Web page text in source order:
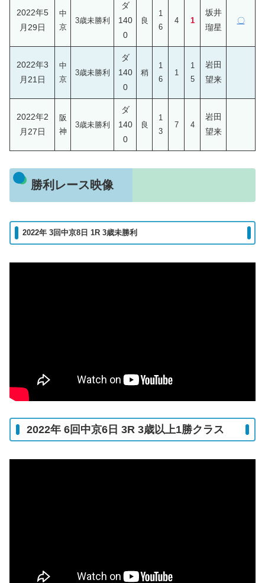
2022年5
月29日
中
京
3歳未勝利
ダ
140
0
良
1
6
4 1
坂井
瑠星
〇
2022年3
月21日
中
京
3歳未勝利
ダ
140
0
稍
1
6
1
1
5
岩田
望来
2022年2
月27日
阪
神
3歳未勝利
ダ
140
0
良
1
3
7 4
岩田
望来
勝利レース映像
2022年 3回中京8日 1R 3歳未勝利
2022年 6回中京6日 3R 3歳以上1勝クラス